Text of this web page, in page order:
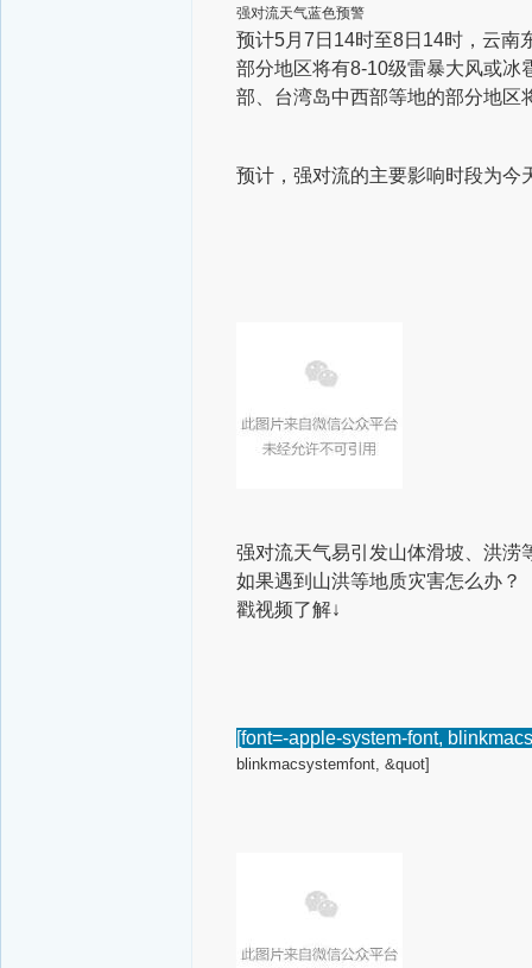
强对流天气蓝色预警
预计5月7日14时至8日14时，云南
部分地区将有8-10级雷暴大风或冰
部、台湾岛中西部等地的部分地区
预计，强对流的主要影响时段为今
强对流天气易引发山体滑坡、洪涝
如果遇到山洪等地质灾害怎么办？
戳视频了解↓
[font=-apple-system-font,
blinkmacsystemfont, &quot]